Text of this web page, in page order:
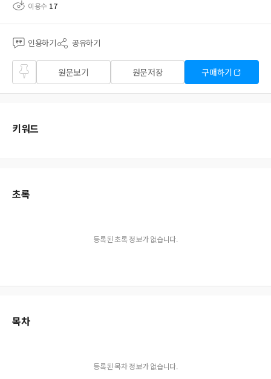
이용수 17
인용하기 공유하기
즐겨
찾기
원문보기 원문저장 구매하기
키워드
초록
등록된 초록 정보가 없습니다.
목차
등록된 목차 정보가 없습니다.